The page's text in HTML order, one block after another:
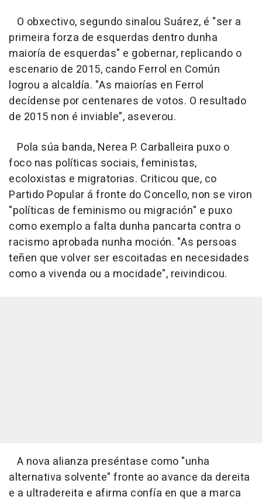
O obxectivo, segundo sinalou Suárez, é "ser a
primeira forza de esquerdas dentro dunha
maioría de esquerdas" e gobernar, replicando o
escenario de 2015, cando Ferrol en Común
logrou a alcaldía. "As maiorías en Ferrol
decídense por centenares de votos. O resultado
de 2015 non é inviable", aseverou.
Pola súa banda, Nerea P. Carballeira puxo o
foco nas políticas sociais, feministas,
ecoloxistas e migratorias. Criticou que, co
Partido Popular á fronte do Concello, non se viron
"políticas de feminismo ou migración" e puxo
como exemplo a falta dunha pancarta contra o
racismo aprobada nunha moción. "As persoas
teñen que volver ser escoitadas en necesidades
como a vivenda ou a mocidade", reivindicou.
A nova alianza preséntase como "unha
alternativa solvente" fronte ao avance da dereita
e a ultradereita e afirma confía en que a marca